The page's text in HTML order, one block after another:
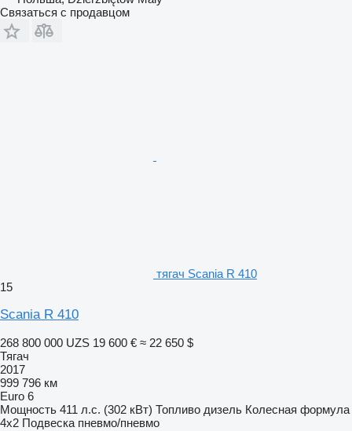
Связаться с продавцом
тягач Scania R 410
15
Scania R 410
268 800 000 UZS 19 600 € ≈ 22 650 $
Тягач
2017
999 796 км
Euro 6
Мощность 411 л.с. (302 кВт) Топливо дизель Колесная формула
4x2 Подвеска пневмо/пневмо